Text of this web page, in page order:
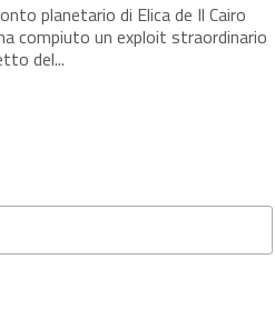
planetario di Elica de Il Cairo
compiuto un exploit straordinario
del...